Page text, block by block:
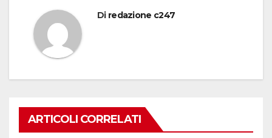
Di redazione c247
ARTICOLI CORRELATI